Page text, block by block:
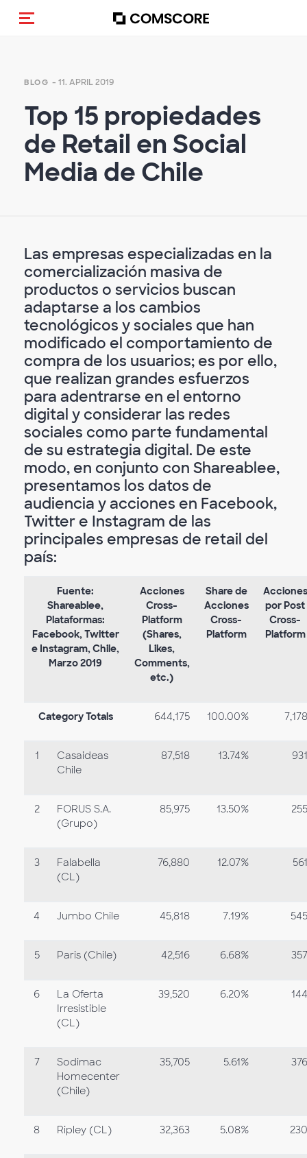
Navigation (de-)aktivieren
BLOG - 11. APRIL 2019
Top 15 propiedades
de Retail en Social
Media de Chile
Las empresas especializadas en la
comercialización masiva de
productos o servicios buscan
adaptarse a los cambios
tecnológicos y sociales que han
modificado el comportamiento de
compra de los usuarios; es por ello,
que realizan grandes esfuerzos
para adentrarse en el entorno
digital y considerar las redes
sociales como parte fundamental
de su estrategia digital. De este
modo, en conjunto con Shareablee,
presentamos los datos de
audiencia y acciones en Facebook,
Twitter e Instagram de las
principales empresas de retail del
país:
Fuente:
Shareablee,
Plataformas:
Facebook, Twitter
e Instagram, Chile,
Marzo 2019
Acciones
Cross-
Platform
(Shares,
Likes,
Comments,
etc.)
Share de
Acciones
Cross-
Platform
Acciones
por Post
Cross-
Platform
Category Totals 644,175 100.00% 7,178
1
Casaideas
Chile
87,518 13.74% 931
2
FORUS S.A.
(Grupo)
85,975 13.50% 255
3
Falabella
(CL)
76,880 12.07% 561
4 Jumbo Chile 45,818 7.19% 545
5 Paris (Chile) 42,516 6.68% 357
6
La Oferta
Irresistible
(CL)
39,520 6.20% 144
7
Sodimac
Homecenter
(Chile)
35,705 5.61% 376
8 Ripley (CL) 32,363 5.08% 230